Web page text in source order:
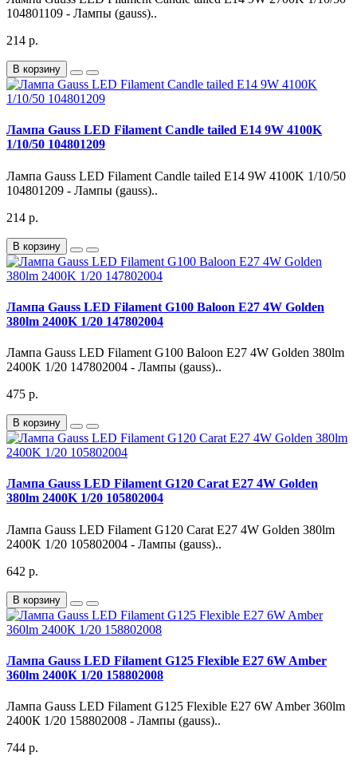
104801109 - Лампы (gauss)..
214 р.
В корзину
Лампа Gauss LED Filament Candle tailed E14 9W 4100K
1/10/50 104801209
Лампа Gauss LED Filament Candle tailed E14 9W 4100K 1/10/50
104801209 - Лампы (gauss)..
214 р.
В корзину
Лампа Gauss LED Filament G100 Baloon E27 4W Golden
380lm 2400K 1/20 147802004
Лампа Gauss LED Filament G100 Baloon E27 4W Golden 380lm
2400K 1/20 147802004 - Лампы (gauss)..
475 р.
В корзину
Лампа Gauss LED Filament G120 Сarat E27 4W Golden
380lm 2400K 1/20 105802004
Лампа Gauss LED Filament G120 Сarat E27 4W Golden 380lm
2400K 1/20 105802004 - Лампы (gauss)..
642 р.
В корзину
Лампа Gauss LED Filament G125 Flexible E27 6W Amber
360lm 2400К 1/20 158802008
Лампа Gauss LED Filament G125 Flexible E27 6W Amber 360lm
2400К 1/20 158802008 - Лампы (gauss)..
744 р.